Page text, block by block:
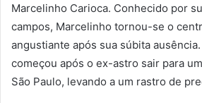
Marcelinho Carioca. Conhecido por
campos, Marcelinho tornou-se o
angustiante após sua súbita
começou após o ex-astro sair para
São Paulo, levando a um rastro de